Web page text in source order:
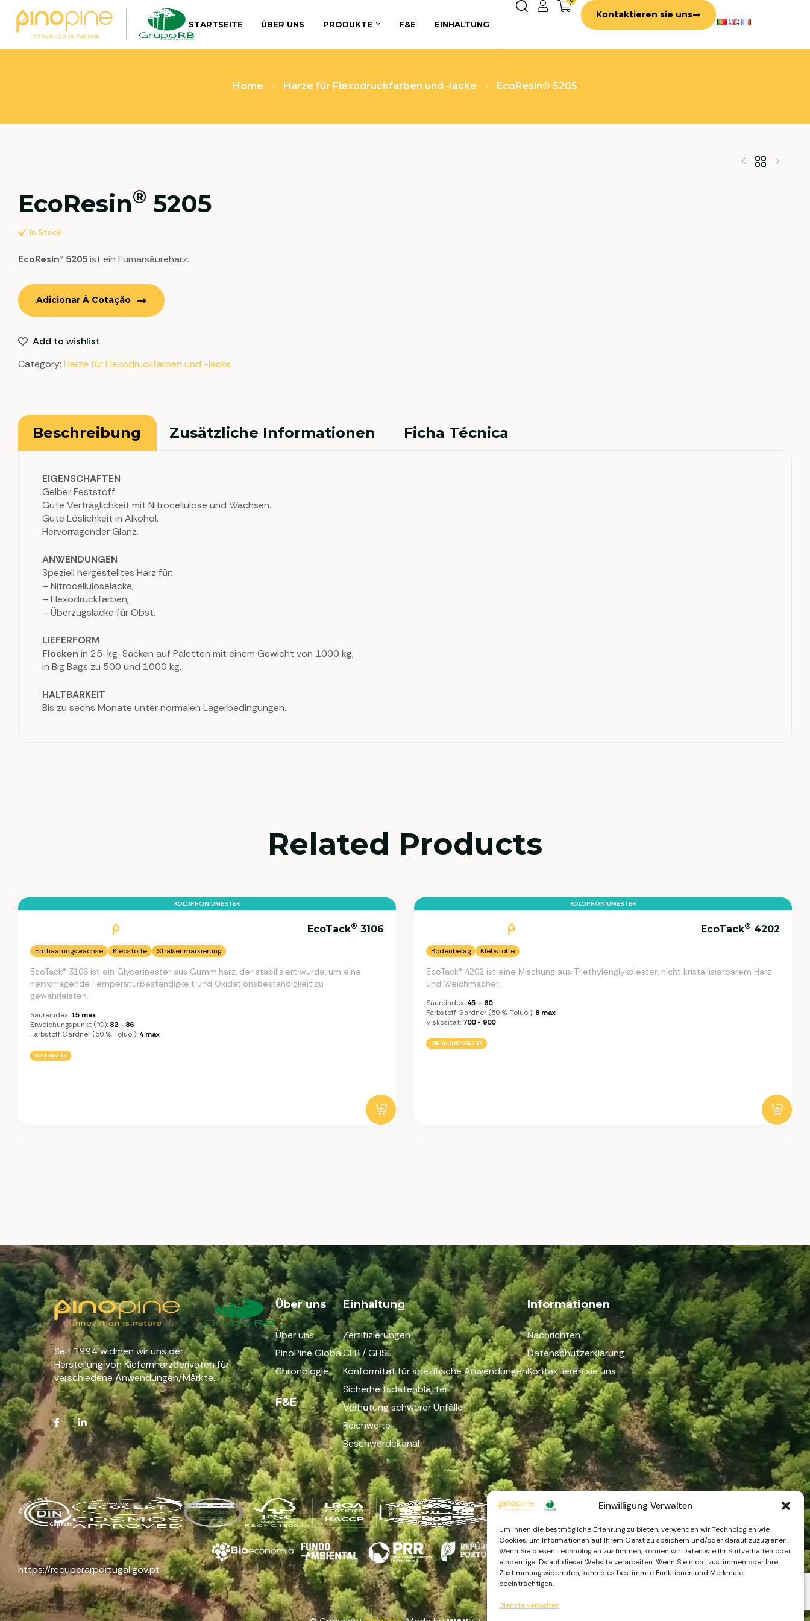
Einwilligung Verwalten
Um Ihnen die bestmögliche Erfahrung zu bieten, verwenden wir Technologien wie
Cookies, um Informationen auf Ihrem Gerät zu speichern und/oder darauf zuzugreifen.
Wenn Sie diesen Technologien zustimmen, können wir Daten wie Ihr Surfverhalten oder
eindeutige IDs auf dieser Website verarbeiten. Wenn Sie nicht zustimmen oder Ihre
Zustimmung widerrufen, kann dies bestimmte Funktionen und Merkmale
beeinträchtigen.
Dienste verwalten
STARTSEITE ÜBER UNS PRODUKTE F&E EINHALTUNG
Kontaktieren sie uns
Home Harze für Flexodruckfarben und -lacke EcoResin® 5205
EcoResin® 5205
In Stock
EcoResin® 5205ist ein Fumarsäureharz.
Adicionar À Cotação
Add to wishlist
Category: Harze für Flexodruckfarben und -lacke
Beschreibung Zusätzliche Informationen Ficha Técnica
EIGENSCHAFTEN
Gelber Feststoff.
Gute Verträglichkeit mit Nitrocellulose und Wachsen.
Gute Löslichkeit in Alkohol.
Hervorragender Glanz.
ANWENDUNGEN
Speziell hergestelltes Harz für:
– Nitrocelluloselacke;
– Flexodruckfarben;
– Überzugslacke für Obst.
LIEFERFORM
Flocken in 25-kg-Säcken auf Paletten mit einem Gewicht von 1000 kg;
in Big Bags zu 500 und 1000 kg.
HALTBARKEIT
Bis zu sechs Monate unter normalen Lagerbedingungen.
Related Products
KOLOPHONIUMESTER
EcoTack® 3106
Enthaarungswachse Klebstoffe Straßenmarkierung
EcoTack® 3106 ist ein Glycerinester aus Gummiharz, der stabilisiert wurde, um eine
hervorragende Temperaturbeständigkeit und Oxidationsbeständigkeit zu
gewährleisten.
Säureindex: 15 max
Erweichungspunkt (°C): 82 - 86
Farbstoff Gardner (50 %, Toluol): 4 max
GLYCERINESTER
KOLOPHONIUMESTER
EcoTack® 4202
Bodenbelag Klebstoffe
EcoTack® 4202 ist eine Mischung aus Triethylenglykolester, nicht kristallisierbarem Harz
und Weichmacher.
Säureindex: 45 – 60
Farbstoff Gardner (50 %, Toluol): 8 max
Viskosität: 700 - 900
TRIETHYLENGLYKOLESTER
Seit 1994 widmen wir uns der
Herstellung von Kiefernharzderivaten für
verschiedene Anwendungen/Märkte.
Über uns
Über uns
PinoPine Global
Chronologie
F&E
Einhaltung
Zertifizierungen
CLP / GHS
Konformität für spezifische Anwendungen
Sicherheitsdatenblätter
Verhütung schwerer Unfälle
Reichweite
Beschwerdekanal
Informationen
Nachrichten
Datenschutzerklärung
Kontaktieren sie uns
https://recuperarportugal.gov.pt